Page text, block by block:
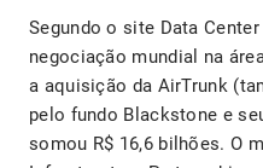
Segundo o site Data
negociação mundial na
a aquisição da AirTrunk
pelo fundo Blackstone e
somou R$ 16,6 bilhões. O